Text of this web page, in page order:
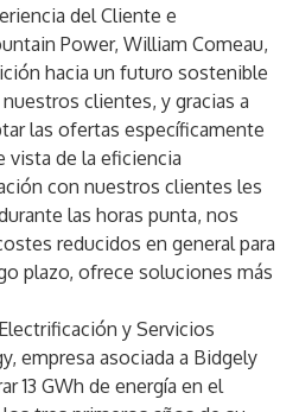
del Cliente e
Power, William Comeau,
hacia un futuro sostenible
clientes, y gracias a
las ofertas específicamente
vista de la eficiencia
con nuestros clientes les
las horas punta, nos
reducidos en general para
plazo, ofrece soluciones más
y Servicios
empresa asociada a Bidgely
13 GWh de energía en el